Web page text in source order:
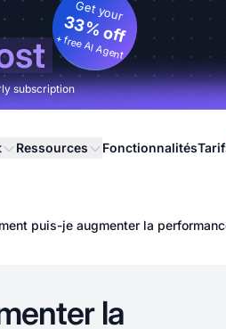
Get your
33% off
+ free AI Agent
subscription
Ressources Fonctionnalités
puis-je augmenter la
la